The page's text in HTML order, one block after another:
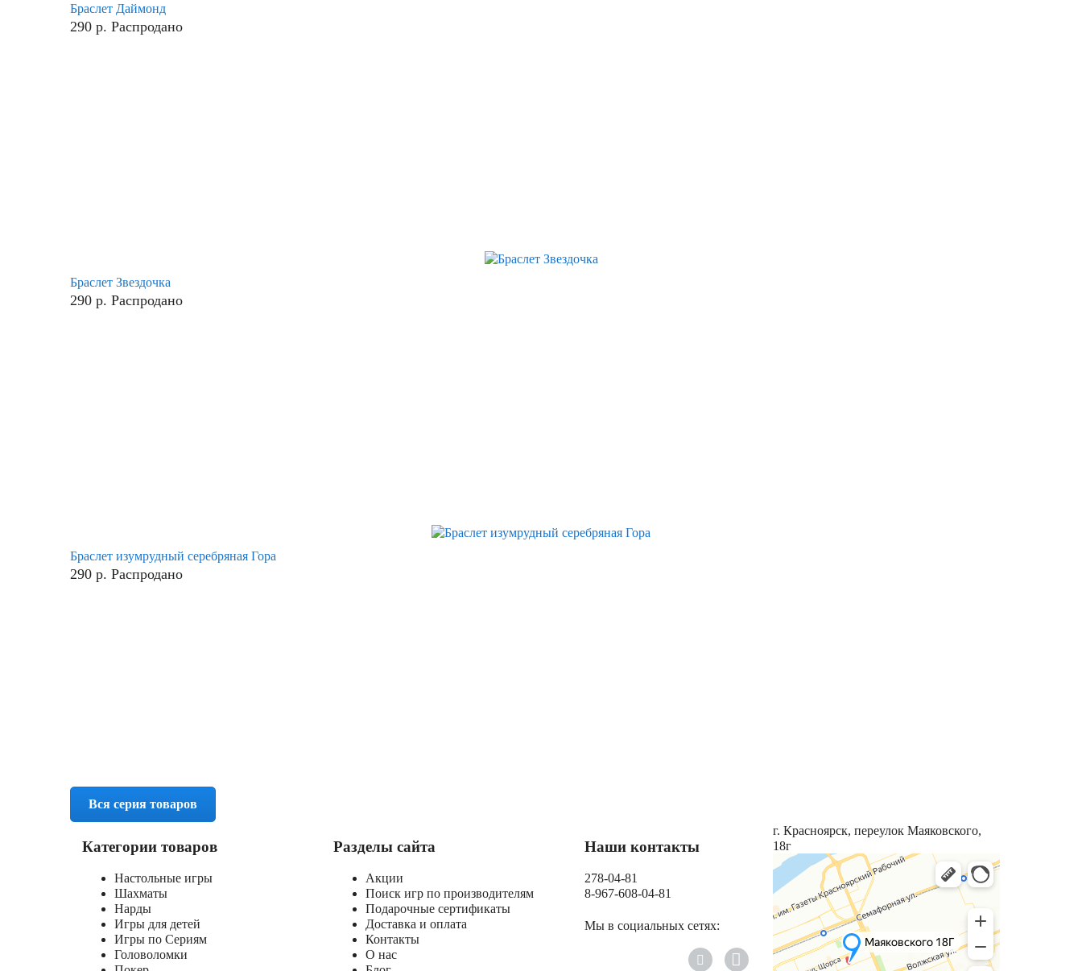
Браслет Даймонд
290 р. Распродано
Браслет Звездочка
290 р. Распродано
Браслет изумрудный серебряная Гора
290 р. Распродано
Вся серия товаров
Категории товаров
Настольные игры
Шахматы
Нарды
Игры для детей
Игры по Сериям
Головоломки
Разделы сайта
Акции
Поиск игр по производителям
Подарочные сертификаты
Доставка и оплата
Контакты
О нас
Наши контакты
278-04-81
8-967-608-04-81
Мы в социальных сетях:
г. Красноярск, переулок Маяковского,
18г